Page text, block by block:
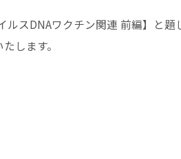
スDNAワクチン関連 前編】と題
します。